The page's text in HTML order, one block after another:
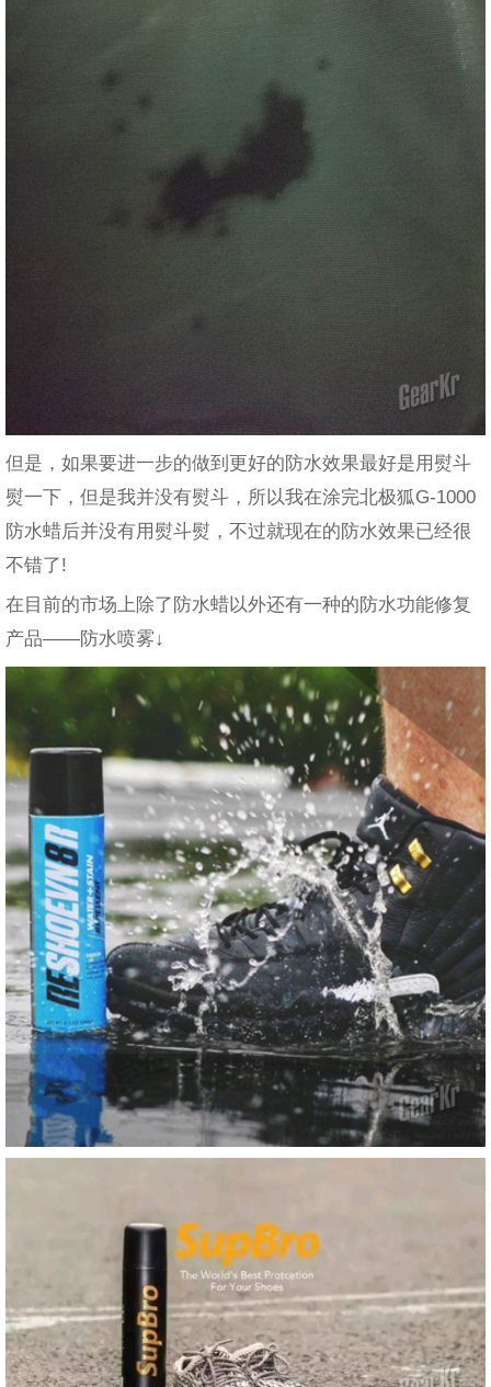
但是，如果要进一步的做到更好的防水效果最好是用熨斗
熨一下，但是我并没有熨斗，所以我在涂完北极狐G-1000
防水蜡后并没有用熨斗熨，不过就现在的防水效果已经很
不错了!
在目前的市场上除了防水蜡以外还有一种的防水功能修复
产品——防水喷雾↓